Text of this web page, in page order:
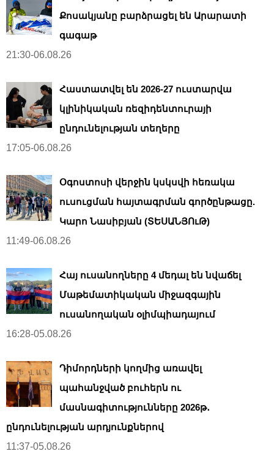
Քոսակյանը բարձրացել են Արարատի
գագաթ
21:30-06.08.26
Հաստատվել են 2026-27 ուստարվա
կլինիկական ռեզիդենտուրայի
ընդունելության տեղերը
17:05-06.08.26
Օգոստոսի վերջին կսկսվի հեռակա
ուսուցման հայտագրման գործընթացը.
Կարո Նասիբյան (ՏԵՍԱՆՅՈւԹ)
11:49-06.08.26
Հայ ուսանողները 4 մեդալ են նվաճել
Մաթեմատիկական միջազգային
ուսանողական օլիմպիադայում
16:28-05.08.26
Դիմորդների կողմից առավել
պահանջված բուհերն ու
մասնագիտությունները 2026թ․
ընդունելության արդյունքներով
11:37-05.08.26